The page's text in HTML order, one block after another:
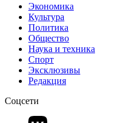
Экономика
Культура
Политика
Общество
Наука и техника
Спорт
Эксклюзивы
Редакция
Соцсети